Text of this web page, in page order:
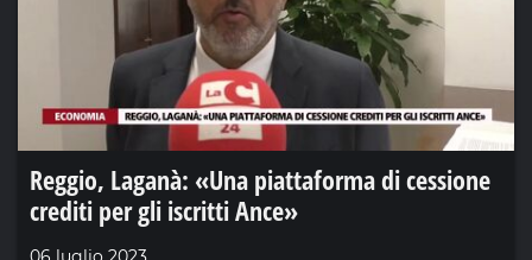
Reggio, Laganà: «Una piattaforma di cessione
crediti per gli iscritti Ance»